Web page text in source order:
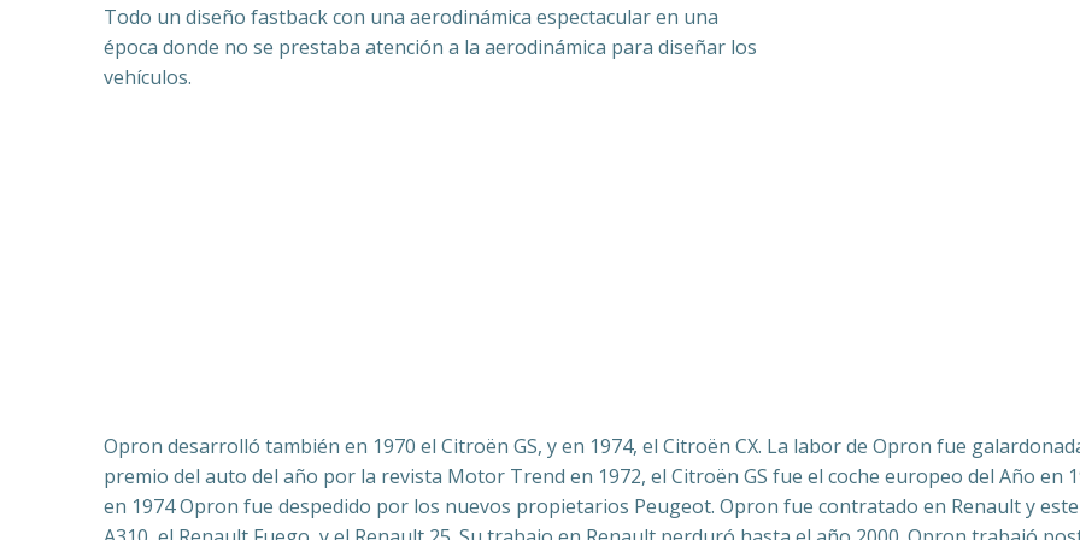
Todo un diseño fastback con una aerodinámica espectacular en una
época donde no se prestaba atención a la aerodinámica para diseñar los
vehículos.
Opron desarrolló también en 1970 el Citroën GS, y en 1974, el Citroën CX. La labor de Opron fue
premio del auto del año por la revista Motor Trend en 1972, el Citroën GS fue el coche europeo del Año en
en 1974 Opron fue despedido por los nuevos propietarios Peugeot. Opron fue contratado en Renault y